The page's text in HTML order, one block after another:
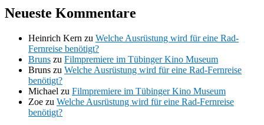
Neueste Kommentare
Heinrich Kern zu Welche Ausrüstung wird für eine Rad-
Fernreise benötigt?
Bruns zu Filmpremiere im Tübinger Kino Museum
Bruns zu Welche Ausrüstung wird für eine Rad-Fernreise
benötigt?
Michael zu Filmpremiere im Tübinger Kino Museum
Zoe zu Welche Ausrüstung wird für eine Rad-Fernreise
benötigt?